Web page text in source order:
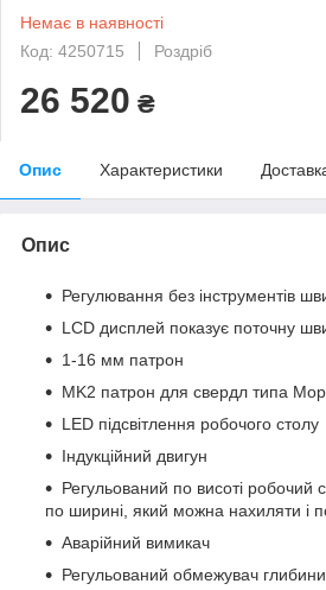
Немає в наявності
Код: 4250715
Роздріб
26 520 ₴
Опис Характеристики
Опис
Регулювання без інструментів
LCD дисплей показує поточну
1-16 мм патрон
MK2 патрон для свердл типа
LED підсвітлення робочого столу
Індукційний двигун
Регульований по висоті робочий
по ширині, який можна нахиляти і
Аварійний вимикач
Регульований обмежувач